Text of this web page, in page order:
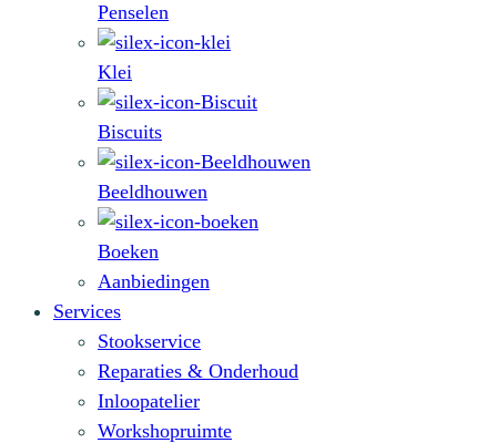
Penselen
Klei
Biscuits
Beeldhouwen
Boeken
Aanbiedingen
Services
Stookservice
Reparaties & Onderhoud
Inloopatelier
Workshopruimte